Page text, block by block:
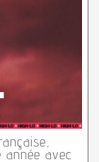
avec